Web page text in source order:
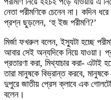
নেতা পরীমণিকে চেনেন না। কদিন
প্রশ্ন ছুড়লেন, ‘হু ইজ পরীমণি?’
মির্জা ফখরুল বলেন, ইস্যুটা হচ্ছে
আবার সেই অন্যদিকে নিয়ে যাওয়া।
প্রতারণা করা, মিথ্যাচার করা- এটাই
তারা মানুষকে বিভ্রান্ত করবে,
দুপুরে জাতীয় প্রেস ক্লাবে এক
বলেন।